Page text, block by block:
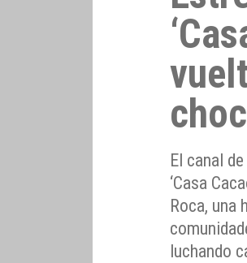
El canal
‘Casa
Roca, una
luchando